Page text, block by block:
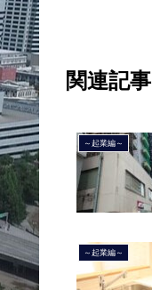
関連記事
～起業編～
～起業編～